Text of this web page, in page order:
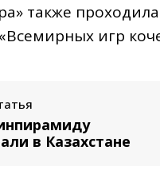
также
игр
в Казахстане